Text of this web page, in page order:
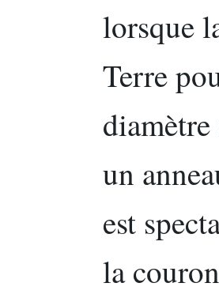
lorsque
Terre
un
est
la